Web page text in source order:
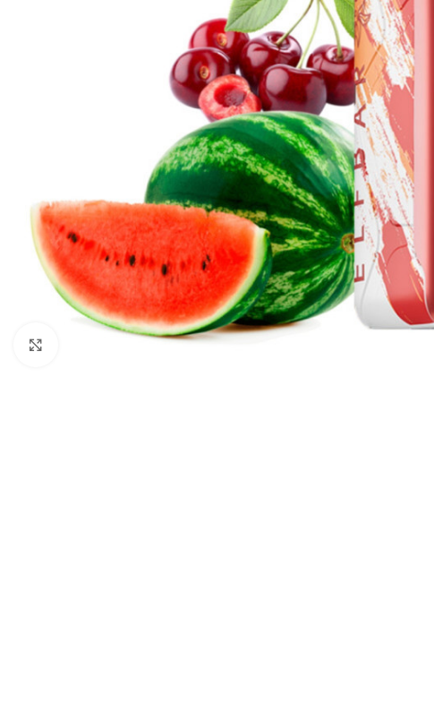
Клацніть, щоб збільшити